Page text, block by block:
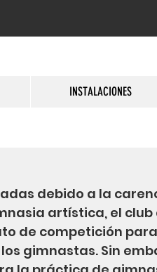
INSTALACIONES
debido a la
artística, el
de competición
gimnastas. Sin